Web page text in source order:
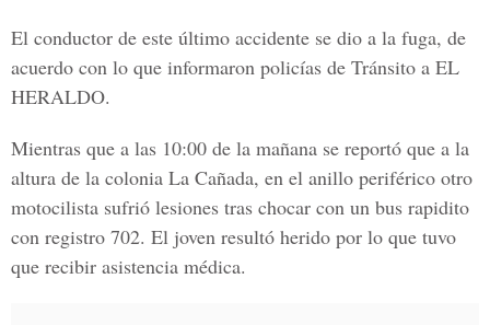
El conductor de este último accidente se dio a la fuga, de
acuerdo con lo que informaron policías de Tránsito a EL
HERALDO.
Mientras que a las 10:00 de la mañana se reportó que a la
altura de la colonia La Cañada, en el anillo periférico otro
motocilista sufrió lesiones tras chocar con un bus rapidito
con registro 702. El joven resultó herido por lo que tuvo
que recibir asistencia médica.